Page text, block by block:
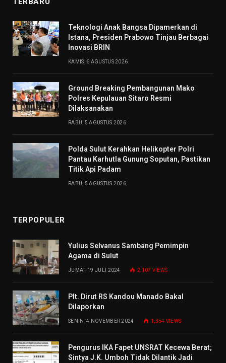
Teknologi Anak Bangsa Dipamerkan di
Istana, Presiden Prabowo Tinjau Berbagai
Inovasi BRIN
KAMIS, 6 AGUSTUS 2026
Ground Breaking Pembangunan Mako
Polres Kepulauan Sitaro Resmi
Dilaksanakan
RABU, 5 AGUSTUS 2026
Polda Sulut Kerahkan Helikopter Polri
Pantau Karhutla Gunung Soputan, Pastikan
Titik Api Padam
RABU, 5 AGUSTUS 2026
TERPOPULER
Yulius Selvanus Sambang Pemimpin
Agama di Sulut
JUMAT, 19 JULI 2024 2,107 VIEWS
Plt. Dirut RS Kandou Manado Bakal
Dilaporkan
SENIN, 4 NOVEMBER 2024 1,354 VIEWS
Pengurus IKA Fapet UNSRAT Kecewa Berat;
Sintya J.K. Umboh Tidak Dilantik Jadi